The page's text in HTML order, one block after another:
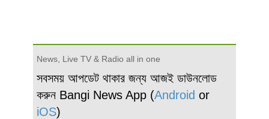
News, Live TV & Radio all in one
সবসময় আপডেট থাকার জন্য আজই ডাউনলোড
করুন Bangi News App (Android or
iOS)